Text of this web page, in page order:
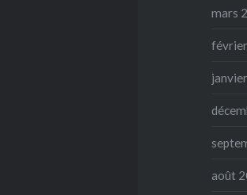
mars
août